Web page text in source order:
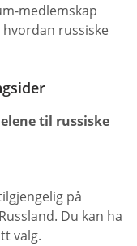
medlemskap
russiske
til russiske
på
Du kan ha
valg.